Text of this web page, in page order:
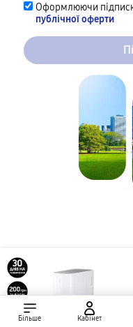
Оформлюючи
публічної оферти
Більше Кабінет